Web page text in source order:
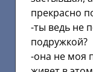
прекрасно
-ты ведь не
подружкой?
-она не моя